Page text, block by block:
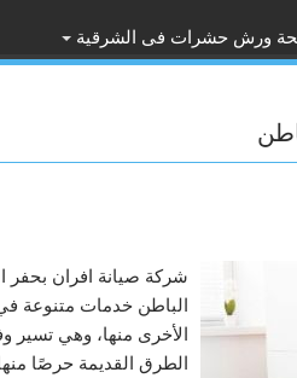
ورش حشرات فى الشرقية
شركة صيانة افران بحفر
الباطن خدمات متنوعة في
الأخرى منها، وهي
الطرق القديمة حرصًا